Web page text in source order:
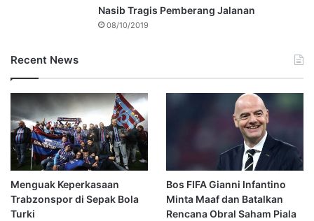
Nasib Tragis Pemberang Jalanan
08/10/2019
Recent News
Menguak Keperkasaan
Trabzonspor di Sepak Bola
Turki
Bos FIFA Gianni Infantino
Minta Maaf dan Batalkan
Rencana Obral Saham Piala